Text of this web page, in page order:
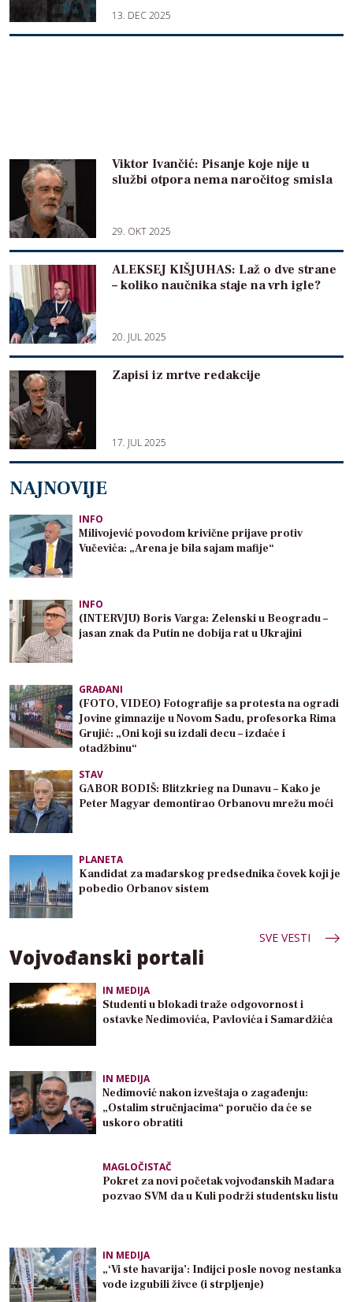
13. DEC 2025
Viktor Ivančić: Pisanje koje nije u
službi otpora nema naročitog smisla
29. OKT 2025
ALEKSEJ KIŠJUHAS: Laž o dve strane
– koliko naučnika staje na vrh igle?
20. JUL 2025
Zapisi iz mrtve redakcije
17. JUL 2025
NAJNOVIJE
INFO
Milivojević povodom krivične prijave protiv
Vučevića: „Arena je bila sajam mafije“
INFO
(INTERVJU) Boris Varga: Zelenski u Beogradu –
jasan znak da Putin ne dobija rat u Ukrajini
GRAĐANI
(FOTO, VIDEO) Fotografije sa protesta na ogradi
Jovine gimnazije u Novom Sadu, profesorka Rima
Grujić: „Oni koji su izdali decu – izdaće i
otadžbinu“
STAV
GABOR BODIŠ: Blitzkrieg na Dunavu – Kako je
Peter Magyar demontirao Orbanovu mrežu moći
PLANETA
Kandidat za mađarskog predsednika čovek koji je
pobedio Orbanov sistem
SVE VESTI
Vojvođanski portali
IN MEDIJA
Studenti u blokadi traže odgovornost i
ostavke Nedimovića, Pavlovića i Samardžića
IN MEDIJA
Nedimović nakon izveštaja o zagađenju:
„Ostalim stručnjacima“ poručio da će se
uskoro obratiti
MAGLOČISTAČ
Pokret za novi početak vojvođanskih Mađara
pozvao SVM da u Kuli podrži studentsku listu
IN MEDIJA
„‘Vi ste havarija’: Inđijci posle novog nestanka
vode izgubili živce (i strpljenje)